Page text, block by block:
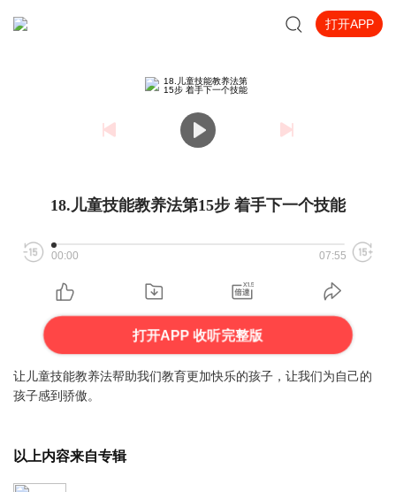
打开APP
18.儿童技能教养法第15步 着手下一个技能
00:00 07:55
打开APP 收听完整版
让儿童技能教养法帮助我们教育更加快乐的孩子，让我们为自己的
孩子感到骄傲。
以上内容来自专辑